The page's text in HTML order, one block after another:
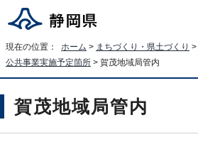
現在の位置： ホーム > まちづくり・県土づくり >
公共事業実施予定箇所 > 賀茂地域局管内
賀茂地域局管内